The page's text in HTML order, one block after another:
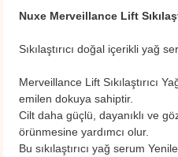
Nuxe Merveillance Lift
Sıkılaştırıcı doğal içerikli yağ
Merveillance Lift Sıkılaştırıcı
emilen dokuya sahiptir.
Cilt daha güçlü, dayanıklı ve
örünmesine yardımcı olur.
Bu sıkılaştırıcı yağ serum